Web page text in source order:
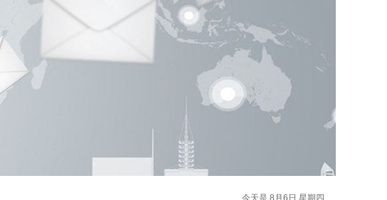
今天是 8月6日 星期四